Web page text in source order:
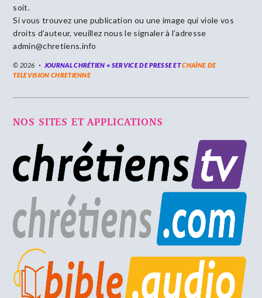
soit.
Si vous trouvez une publication ou une image qui viole vos
droits d’auteur, veuillez nous le signaler à l’adresse
admin@chretiens.info
© 2026 JOURNAL CHRÉTIEN = SERVICE DE PRESSE ETCHAÎNE DE
TELEVISION CHRETIENNE
NOS SITES ET APPLICATIONS